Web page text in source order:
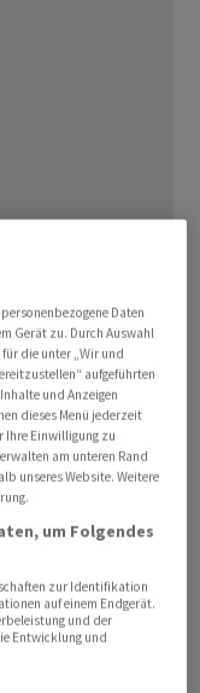
Konzern
⁠Konzernchef
Kongress «Point
‌rund 500 KI-
«Wir sind im
Managern,
und effektiver zu
sehen,
Die UBS ‌müsse
die Rivalen tun
Daten
Gerät zu. Durch Auswahl
die unter „Wir und
aufgeführten
und Anzeigen
dieses Menü jederzeit
Ihre Einwilligung zu
am unteren Rand
unseres Website. Weitere
um Folgendes
zur Identifikation
auf einem Endgerät.
und der
Entwicklung und